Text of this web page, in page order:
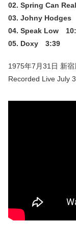
02. Spring Can
03. Johny
04. Speak Low
05. Doxy 3:39
1975年7月31日 新
Recorded Live July